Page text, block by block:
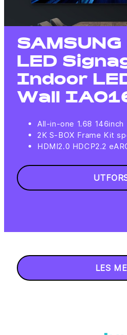
LED
Indoor
Wall
All-in-one 1.68 146inch
2K S-BOX Frame Kit
HDMI2.0 HDCP2.2
LES